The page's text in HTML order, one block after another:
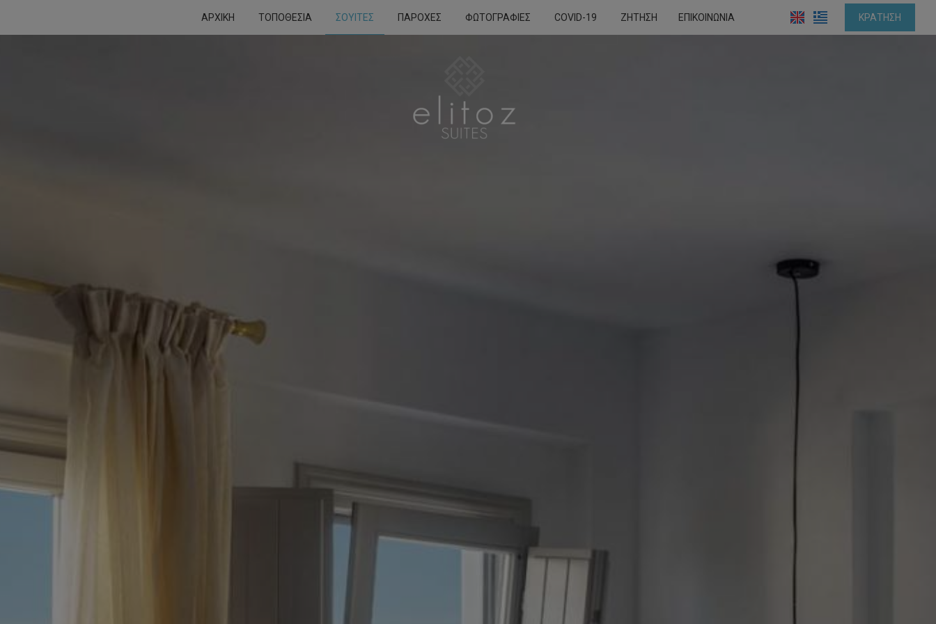
ΚΡΆΤΗΣΗ
ΑΡΧΙΚΉ ΤΟΠΟΘΕΣΊΑ ΣΟΥΊΤΕΣ ΠΑΡΟΧΈΣ ΦΩΤΟΓΡΑΦΊΕΣ COVID-19 ΖΉΤΗΣΗ ΕΠΙΚΟΙΝΩΝΊΑ